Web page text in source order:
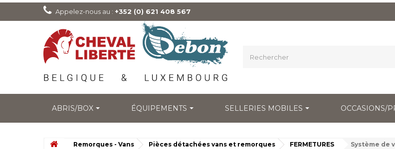
Appelez-nous au : +352 (0) 621 408 567
ABRIS/BOX ÉQUIPEMENTS SELLERIES MOBILES OCCASIONS/
Remorques - Vans Pièces détachées vans et remorques FERMETURES Système de